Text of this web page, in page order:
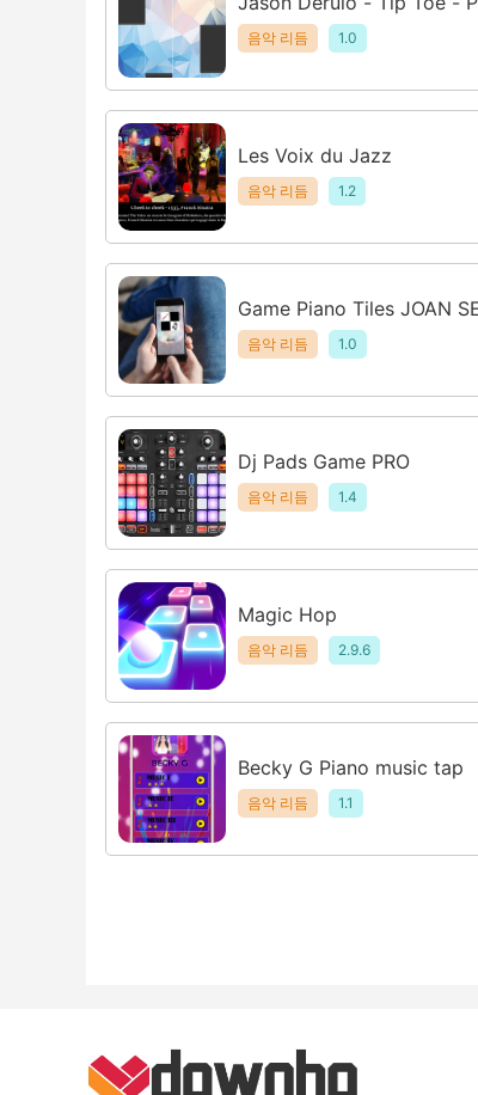
Tap
음악 리듬 1.0
Les Voix du Jazz
음악 리듬 1.2
Game Piano Tiles JOAN
IAN
음악 리듬 1.0
Dj Pads Game PRO
음악 리듬 1.4
Magic Hop
음악 리듬 2.9.6
Becky G Piano music tap
음악 리듬 1.1